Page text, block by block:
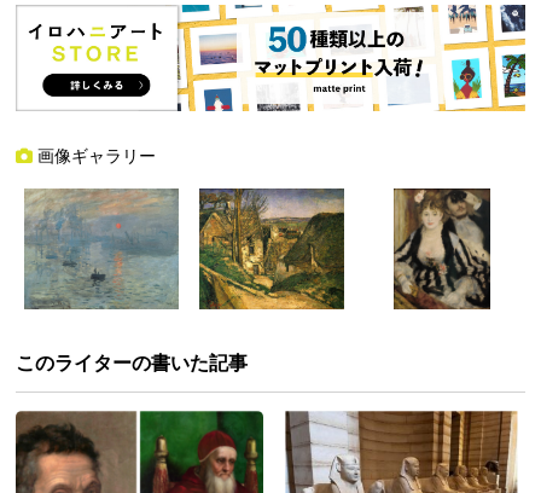
画像ギャラリー
このライターの書いた記事